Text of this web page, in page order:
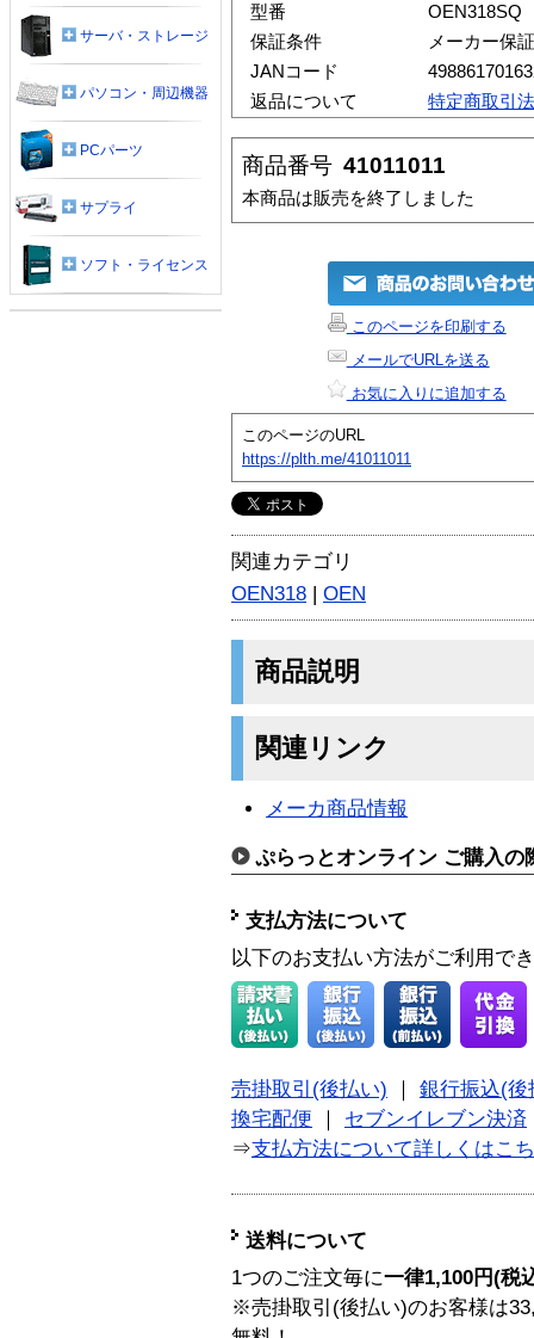
型番
OEN318SQ
保証条件
メーカー保証
JANコード
返品について
特定商取引
商品番号 41011011
本商品は販売を終了しました
このページを印刷する
メールでURLを送る
お気に入りに追加する
このページのURL
https://plth.me/41011011
関連カテゴリ
OEN318 | OEN
商品説明
関連リンク
メーカ商品情報
ぷらっとオンライン ご購入の
支払方法について
以下のお支払い方法がご利用で
売掛取引(後払い)
銀行振込(後
換宅配便
セブンイレブン決済
⇒支払方法について詳しくはこ
送料について
1つのご注文毎に一律1,100円(税
※売掛取引(後払い)のお客様は
サーバ・ストレージ
パソコン・周辺機器
PCパーツ
サプライ
ソフト・ライセンス